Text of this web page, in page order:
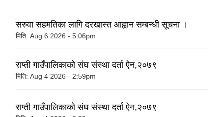
सरुवा सहमतिका लागि दरखास्त आह्वान सम्बन्धी सूचना ।
मिति: Aug 6 2026 - 5:06pm
राप्ती गाउँपालिकाको संघ संस्था दर्ता ऐन,२०७९
मिति: Aug 4 2026 - 2:59pm
राप्ती गाउँपालिकाको संघ संस्था दर्ता ऐन,२०७९